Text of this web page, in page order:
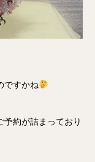
ですかね
約が詰まっており